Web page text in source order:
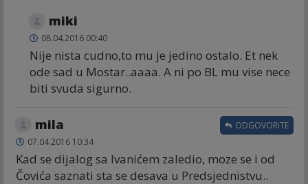
miki
08.04.2016 00:40
Nije nista cudno,to mu je jedino ostalo. Et nek
ode sad u Mostar..aaaa. A ni po BL mu vise nece
biti svuda sigurno.
mila
07.04.2016 10:34
Kad se dijalog sa Ivanićem zaledio, moze se i od
Čovića saznati sta se desava u Predsjednistvu..
ODGOVORITE